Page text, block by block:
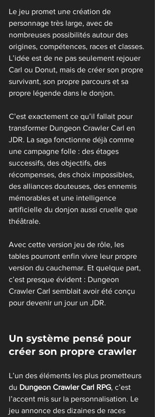
Le jeu promet une création de
personnage très large, avec de
nombreuses possibilités autour des
origines, compétences, races et classes.
L’idée est de ne pas seulement rejouer
Carl ou Donut, mais de créer son propre
survivant, son propre parcours et sa
propre légende dans le donjon.
C’est exactement ce qu’il fallait pour
transformer Dungeon Crawler Carl en
JDR. La saga fonctionne déjà comme
une campagne folle : des étages
successifs, des objectifs, des
récompenses, des choix impossibles,
des alliances douteuses, des ennemis
mémorables et une intelligence
artificielle du donjon aussi cruelle que
théâtrale.
Avec cette version jeu de rôle, les
tables pourront enfin vivre leur propre
version du cauchemar. Et quelque part,
c’est presque évident : Dungeon
Crawler Carl semblait avoir été conçu
pour devenir un jour un JDR.
Un système pensé pour
créer son propre crawler
L’un des éléments les plus prometteurs
du Dungeon Crawler Carl RPG, c’est
l’accent mis sur la personnalisation. Le
jeu annonce des dizaines de races